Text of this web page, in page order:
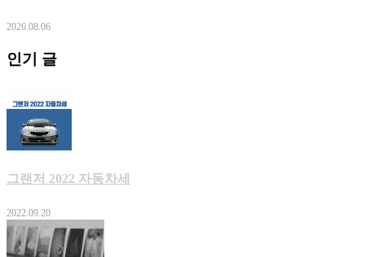
2026.08.06
인기 글
그랜저 2022 자동차세
2022.09.20